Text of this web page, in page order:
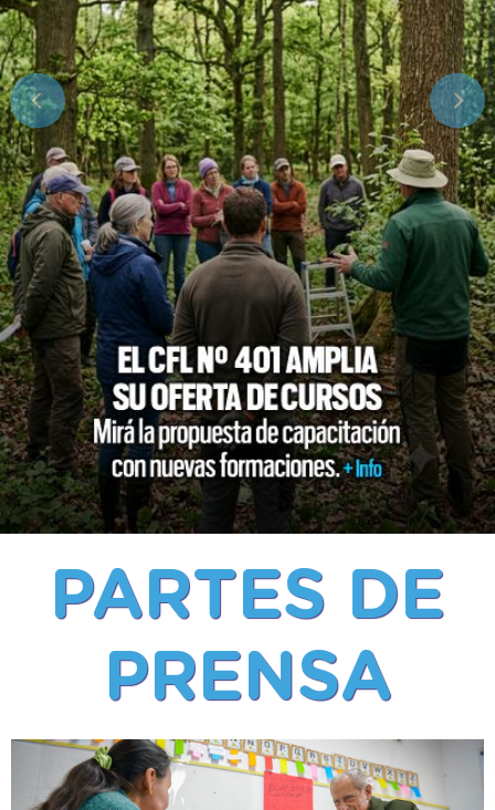
PARTES DE
PRENSA